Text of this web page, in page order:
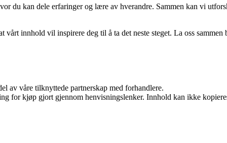
du kan dele erfaringer og lære av hverandre. Sammen kan vi
innhold vil inspirere deg til å ta det neste steget. La oss sammen
av våre tilknyttede partnerskap med forhandlere.
for kjøp gjort gjennom henvisningslenker. Innhold kan ikke